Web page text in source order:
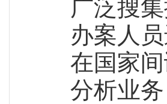
广泛搜
办案人
在国家
分析业